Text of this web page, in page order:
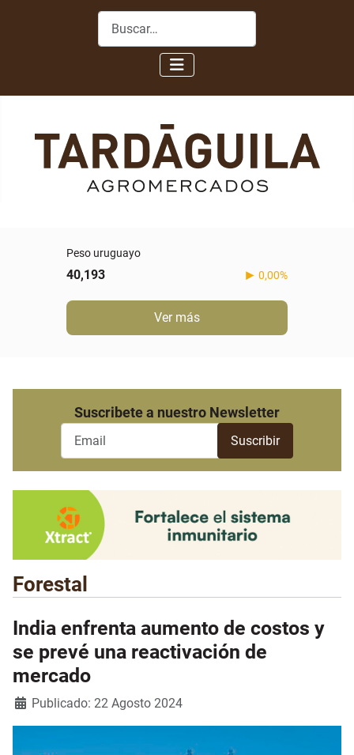
Buscar
Peso uruguayo
40,193 0,00%
Ver más
Suscribete a nuestro Newsletter
Forestal
India enfrenta aumento de costos y
se prevé una reactivación de
mercado
Detalles
Publicado: 22 Agosto 2024